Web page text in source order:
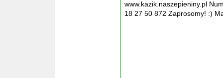
www.kazik.naszepieniny.pl
18 27 50 872 Zaprosomy! :)